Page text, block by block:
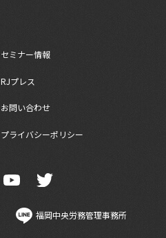
セミナー情報
RJプレス
お問い合わせ
プライバシーポリシー
福岡中央労務管理事務所